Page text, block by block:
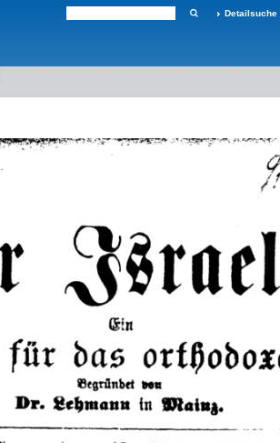
Detailsuche